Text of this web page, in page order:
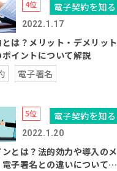
電子契約を知る
2022.1.17
は？メリット・デメリット
イントについて解説
電子署名
電子契約を知る
2022.1.20
とは？法的効力や導入のメ
電子署名との違いについて解